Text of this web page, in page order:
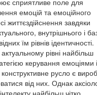
сприятливе поле для
емоцій та емоційного
життєздійснення завдяки
внутрішнього і
їм рівнів ідентичності.
рівні найбільш
керування емоціями і
русло є
від них. Однак
найбільш чітко